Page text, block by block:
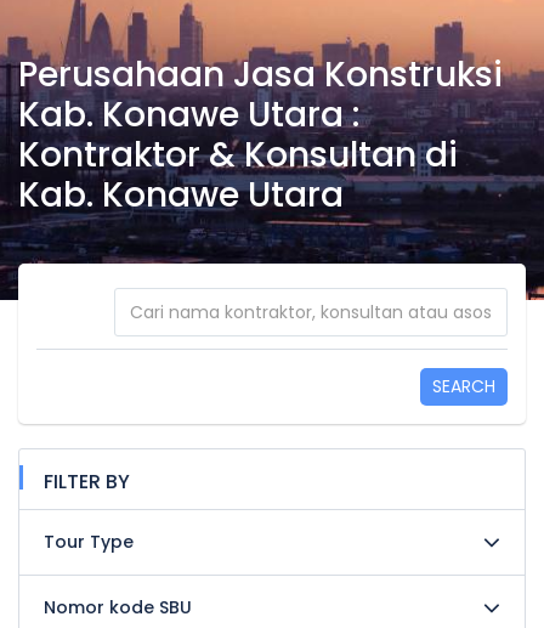
Perusahaan Jasa Konstruksi
Kab. Konawe Utara :
Kontraktor & Konsultan di
Kab. Konawe Utara
SEARCH
FILTER BY
Tour Type
Nomor kode SBU